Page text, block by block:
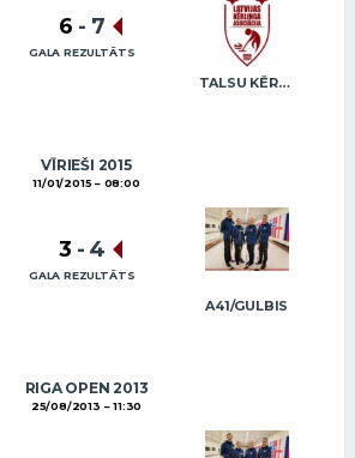
TALSU KĒRLINGA KLUBS / VEIDEMANIS
6 - 7
GALA REZULTĀTS
VĪRIEŠI 2015
11/01/2015 08:00
A41/GULBIS
3 - 4
GALA REZULTĀTS
RIGA OPEN 2013
25/08/2013 11:30